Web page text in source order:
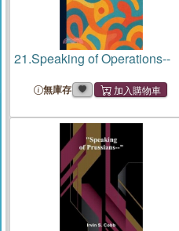
21.Speaking of Operations--
無庫存